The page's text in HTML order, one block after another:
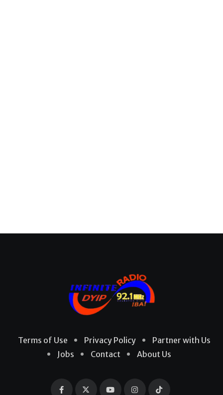
Terms of Use Privacy Policy
Partner with Us
Jobs
Contact About Us